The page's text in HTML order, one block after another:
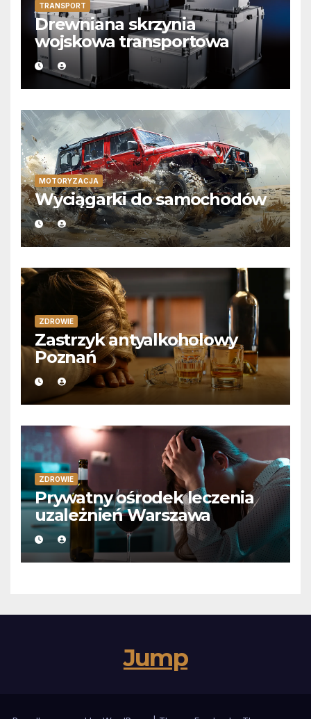
TRANSPORT
Drewniana skrzynia
wojskowa transportowa
MOTORYZACJA
Wyciągarki do samochodów
ZDROWIE
Zastrzyk antyalkoholowy
Poznań
ZDROWIE
Prywatny ośrodek leczenia
uzależnień Warszawa
Jump